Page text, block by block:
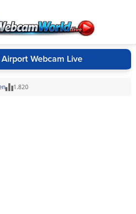
Webcam Live
1.820